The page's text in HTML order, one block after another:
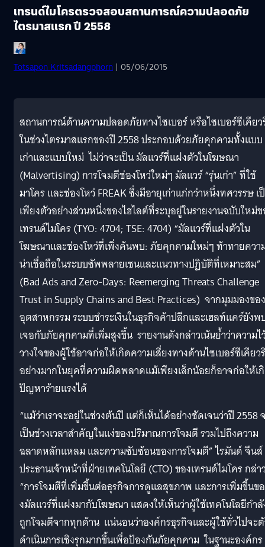
เทรนด์ไมโครตรวจสอบสถานการณ์ความปลอดภัย
ไตรมาสแรก ปี 2558
Totsapon Kritsadangphorn | 05/06/2015
สถานการณ์ด้านความปลอดภัยทางไซเบอร์ หรือไซเบอร์ซีเคีย
ในช่วงไตรมาสแรกของปี 2558 ประกอบด้วยภัยคุกคามทั้งแบบ
เก่าและแบบใหม่ ไม่ว่าจะเป็น มัลแวร์ที่แฝงตัวในโฆษณา
(Malvertising) การโจมตีช่องโหว่ใหม่ๆ มัลแวร์ “รุ่นเก่า” ที่ใช้
มาโคร และช่องโหว่ FREAK ซึ่งมีอายุเก่าแก่กว่าหนึ่งทศวรรษ เ
เพียงตัวอย่างส่วนหนึ่งของไฮไลต์ที่ระบุอยู่ในรายงานฉบับใหม่
เทรนด์ไมโคร (TYO: 4704; TSE: 4704) “มัลแวร์ที่แฝงตัวใน
โฆษณาและช่องโหว่ที่เพิ่งค้นพบ: ภัยคุกคามใหม่ๆ ท้าทายควา
น่าเชื่อถือในระบบซัพพลายเชนและแนวทางปฏิบัติที่เหมาะสม”
(Bad Ads and Zero-Days: Reemerging Threats Challenge
Trust in Supply Chains and Best Practices) จากมุมมองของ
อุตสาหกรรม ระบบชำระเงินในธุรกิจค้าปลีกและเฮลท์แคร์ยังพ
เจอกับภัยคุกคามที่เพิ่มสูงขึ้น รายงานดังกล่าวเน้นย้ำว่าความไ
วางใจของผู้ใช้อาจก่อให้เกิดความเสี่ยงทางด้านไซเบอร์ซีเคียว
อย่างมากในยุคที่ความผิดพลาดแม้เพียงเล็กน้อยก็อาจก่อให้เ
ปัญหาร้ายแรงได้
“แม้ว่าเราจะอยู่ในช่วงต้นปี แต่ก็เห็นได้อย่างชัดเจนว่าปี 2558
เป็นช่วงเวลาสำคัญในแง่ของปริมาณการโจมตี รวมไปถึงความ
ฉลาดหลักแหลม และความซับซ้อนของการโจมตี” ไรมันด์ จีนส์
ประธานเจ้าหน้าที่ฝ่ายเทคโนโลยี (CTO) ของเทรนด์ไมโคร กล่า
“การโจมตีที่เพิ่มขึ้นต่อธุรกิจการดูแลสุขภาพ และการเพิ่มขึ้นขอ
งมัลแวร์ที่แฝงมากับโฆษณา แสดงให้เห็นว่าผู้ใช้เทคโนโลยีกำ
ถูกโจมตีจากทุกด้าน แน่นอนว่าองค์กรธุรกิจและผู้ใช้ทั่วไปจะ
ดำเนินการเชิงรุกมากขึ้นเพื่อป้องกันภัยคุกคาม ในฐานะองค์กร